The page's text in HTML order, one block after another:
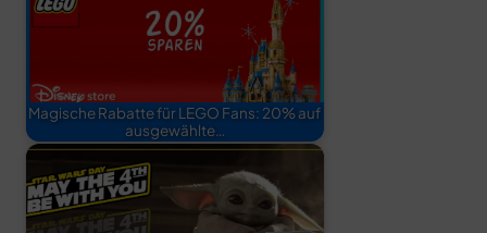
Magische Rabatte für LEGO Fans: 20% auf
ausgewählte…